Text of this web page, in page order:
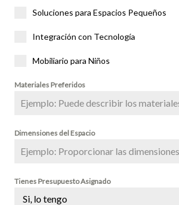
Soluciones para Espacios Pequeños
Integración con Tecnología
Mobiliario para Niños
Materiales Preferidos
Dimensiones del Espacio
Tienes Presupuesto Asignado
Si, lo tengo